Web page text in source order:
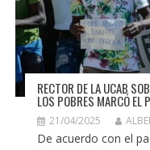
RECTOR DE LA UCAB
LOS POBRES MARCÓ EL
21/04/2025
De acuerdo con el